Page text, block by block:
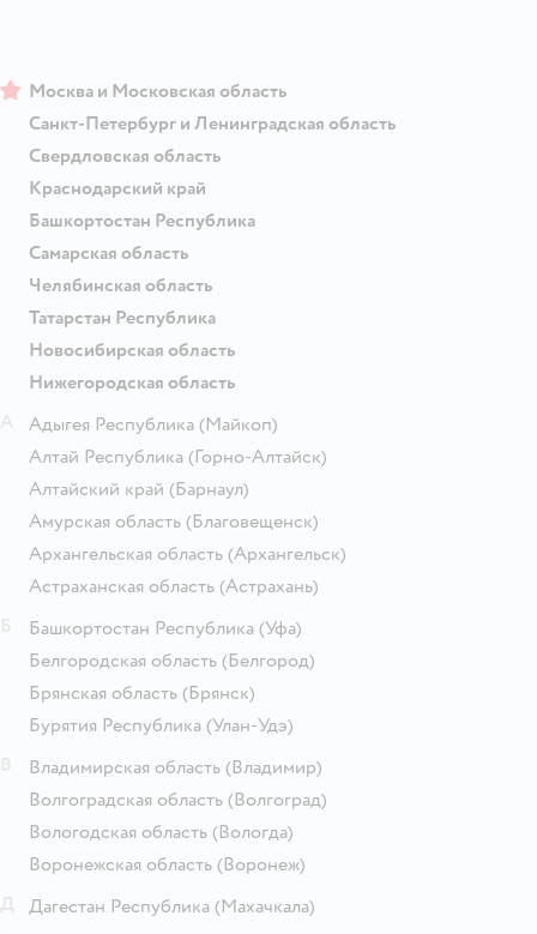
Москва и Московская область
Санкт-Петербург и Ленинградская область
Свердловская область
Краснодарский край
Башкортостан Республика
Самарская область
Челябинская область
Татарстан Республика
Новосибирская область
Нижегородская область
Адыгея Республика (Майкоп)
Алтай Республика (Горно-Алтайск)
Алтайский край (Барнаул)
Амурская область (Благовещенск)
Архангельская область (Архангельск)
Астраханская область (Астрахань)
Башкортостан Республика (Уфа)
Белгородская область (Белгород)
Брянская область (Брянск)
Бурятия Республика (Улан-Удэ)
Владимирская область (Владимир)
Волгоградская область (Волгоград)
Вологодская область (Вологда)
Воронежская область (Воронеж)
Дагестан Республика (Махачкала)